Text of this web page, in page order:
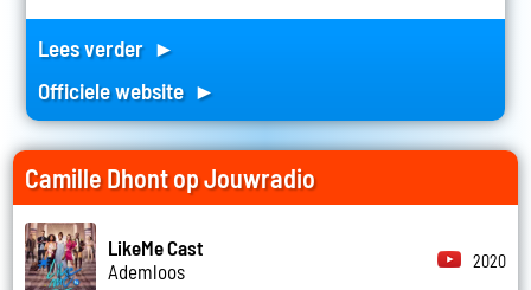
Lees verder ►
Officiele website ►
Camille Dhont op Jouwradio
LikeMe Cast
Ademloos
2020